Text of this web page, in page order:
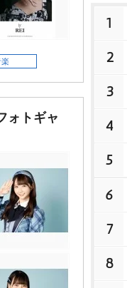
ォトギャ
1
2
3
4
5
6
7
8